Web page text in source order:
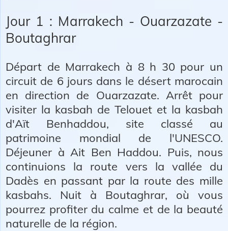
Jour 1 : Marrakech - Ouarzazate -
Boutaghrar
Départ de Marrakech à 8 h 30 pour un
circuit de 6 jours dans le désert marocain
en direction de Ouarzazate. Arrêt pour
visiter la kasbah de Telouet et la kasbah
d'Aït Benhaddou, site classé au
patrimoine mondial de l'UNESCO.
Déjeuner à Ait Ben Haddou. Puis, nous
continuions la route vers la vallée du
Dadès en passant par la route des mille
kasbahs. Nuit à Boutaghrar, où vous
pourrez profiter du calme et de la beauté
naturelle de la région.